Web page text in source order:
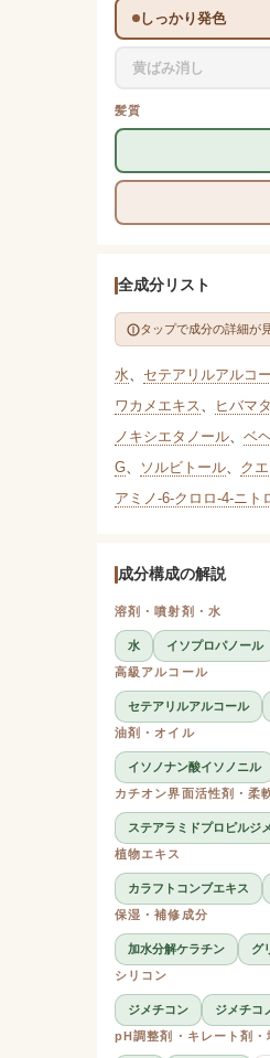
しっかり発色
黄ばみ消し
髪質
全成分リスト
タップで成分の詳細が
水、 セテアリルアルコ
ワカメエキス、 ヒバマ
ノキシエタノール、 ベ
G、 ソルビトール、 ク
アミノ-6-クロロ-4-ニト
成分構成の解説
溶剤・噴射剤・水
水 イソプロパノール
高級アルコール
セテアリルアルコール
油剤・オイル
イソノナン酸イソノニル
カチオン界面活性剤・柔
ステアラミドプロピルジ
植物エキス
カラフトコンブエキス
保湿・補修成分
加水分解ケラチン グ
シリコン
ジメチコン
ジメチコ
pH調整剤・キレート剤・